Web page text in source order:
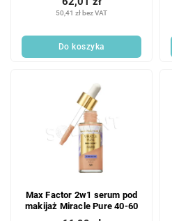
50,41 zł bez VAT
Do koszyka
Max Factor 2w1 serum pod
makijaż Miracle Pure 40-60